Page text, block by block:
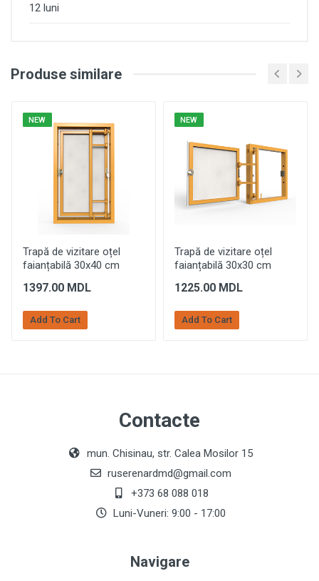
12 luni
Produse similare
NEW
Trapă de vizitare oțel
faianțabilă 30x40 cm
1397.00 MDL
Add To Cart
NEW
Trapă de vizitare oțel
faianțabilă 30x30 cm
1225.00 MDL
Add To Cart
Contacte
mun. Chisinau, str. Calea Mosilor 15
ruserenardmd@gmail.com
+373 68 088 018
Luni-Vuneri: 9:00 - 17:00
Navigare